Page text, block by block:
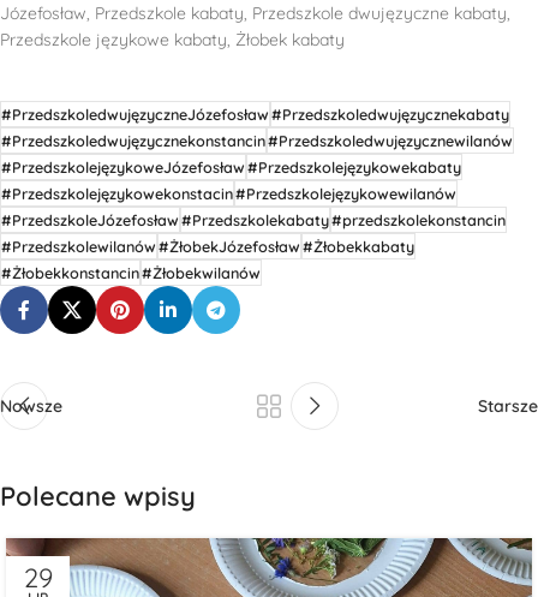
Józefosław, Przedszkole kabaty, Przedszkole dwujęzyczne kabaty,
Przedszkole językowe kabaty, Żłobek kabaty
#PrzedszkoledwujęzyczneJózefosław#Przedszkoledwujęzycznekabaty
#Przedszkoledwujęzycznekonstancin#Przedszkoledwujęzycznewilanów
#PrzedszkolejęzykoweJózefosław#Przedszkolejęzykowekabaty
#Przedszkolejęzykowekonstacin#Przedszkolejęzykowewilanów
#PrzedszkoleJózefosław#Przedszkolekabaty#przedszkolekonstancin
#Przedszkolewilanów#ŻłobekJózefosław#Żłobekkabaty
#Żłobekkonstancin#Żłobekwilanów
Nowsze Starsze
Polecane wpisy
29